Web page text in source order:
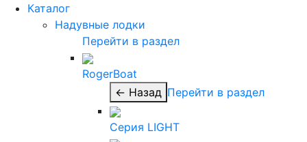
Каталог
Надувные лодки
Перейти в раздел
RogerBoat
← Назад Перейти в раздел
Серия LIGHT